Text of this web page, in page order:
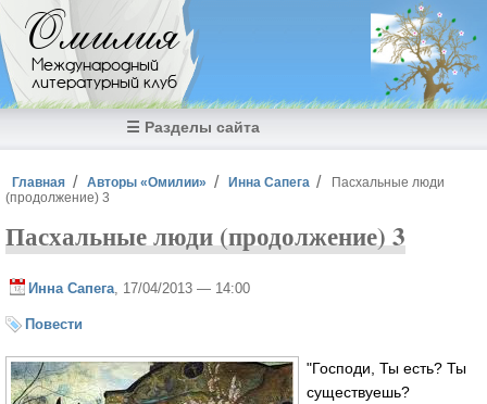
Перейти к основному содержанию
Омилия
Международный
литературный клуб
☰ Разделы сайта
Вы здесь
Главная Авторы «Омилии» Инна Сапега
Пасхальные люди
(продолжение) 3
Пасхальные люди (продолжение) 3
Инна Сапега , 17/04/2013 — 14:00
Повести
"Господи, Ты есть? Ты
существуешь?